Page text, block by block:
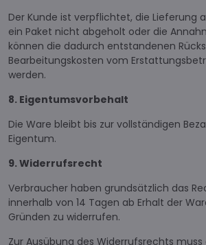
Der Kunde ist verpflichtet, die Lieferung
ein Paket nicht abgeholt oder die
können die dadurch entstandenen
Bearbeitungskosten vom
werden.
8. Eigentumsvorbehalt
Die Ware bleibt bis zur vollständigen
Eigentum.
9. Widerrufsrecht
Verbraucher haben grundsätzlich das
innerhalb von 14 Tagen ab Erhalt der
Gründen zu widerrufen.
Zur Ausübung des Widerrufsrechts muss